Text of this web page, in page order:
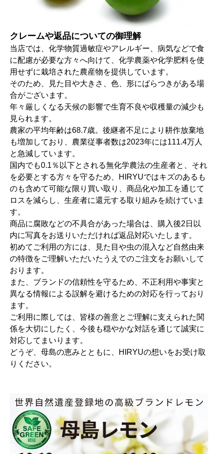
クレームや返品についての御理解
当店では、化学物質過敏症やアレルギー、病気などで食
に配慮が必要な方々へ向けて、化学農薬や化学肥料を使
用せずに栽培された農産物を提供しています。
そのため、見た目や大きさ、色、形にばらつきがある場
合がございます。
年々厳しくなる天候の影響で生育不良や収穫量の減少も
見られます。
農家の平均年齢は68.7歳。後継者不足により耕作放棄地
も増加しており、農業従事者数は2023年には111.4万人
と急減しています。
国内でも0.1％以下とされる無化学農法の生産者と、それ
を必要とする方々を守るため、HIRYUではキズのあるも
のも含めて可能な限り買い取り、商品化や加工を通じて
ロスを減らし、生産者に還元する取り組みを続けていま
す。
商品に腐敗などの不具合があった場合は、購入後2日以
内に写真をお送りいただければ返品対応いたします。
初めてご利用の方には、見た目や虫の混入など自然由来
の特徴をご理解いただいたうえでのご注文をお願いして
おります。
また、ブランドの信頼性を守るため、不正利用や事実と
異なる情報による誤解を避けるための対応を行っており
ます。
ご利用に際しては、皆様の善意とご理解に支えられた関
係を大切にしたく、今後も穏やかな対話を通じて誠実に
対応してまいります。
どうぞ、母島の恵みとともに、HIRYUの想いをお受け取
りください。